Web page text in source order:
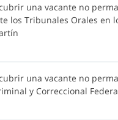
una vacante no
los Tribunales Orales en
una vacante no
y Correccional